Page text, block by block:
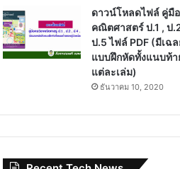
ดาวน์โหลดไฟล์ คู่มื
คณิตศาสตร์ ป.1 , ป
ป.5 ไฟล์ PDF (มีเฉ
แบบฝึกหัดทั้งแนบท้า
แต่ละเล่ม)
ธันวาคม 10, 2020